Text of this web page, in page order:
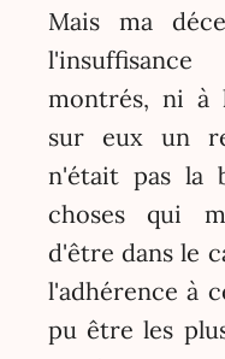
Mais ma
montrés, ni à
sur eux un
n'était pas la
choses qui
d'être dans le
l'adhérence à
pu être les